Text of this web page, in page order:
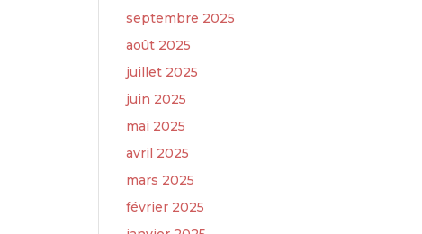
septembre 2025
août 2025
juillet 2025
juin 2025
mai 2025
avril 2025
mars 2025
février 2025